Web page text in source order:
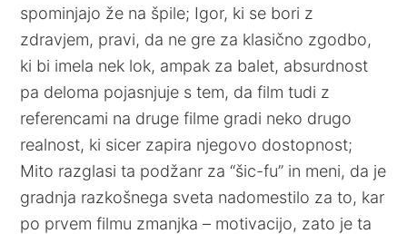
spominjajo že na špile; Igor, ki se bori z
zdravjem, pravi, da ne gre za klasično zgodbo,
ki bi imela nek lok, ampak za balet, absurdnost
pa deloma pojasnjuje s tem, da film tudi z
referencami na druge filme gradi neko drugo
realnost, ki sicer zapira njegovo dostopnost;
Mito razglasi ta podžanr za “šic-fu” in meni, da je
gradnja razkošnega sveta nadomestilo za to, kar
po prvem filmu zmanjka – motivacijo, zato je ta